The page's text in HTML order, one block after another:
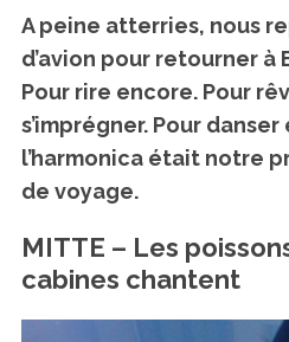
A peine atterries, nous
d’avion pour retourner à
Pour rire encore. Pour
s’imprégner. Pour
l’harmonica était notre
de voyage.
MITTE – Les
cabines chantent